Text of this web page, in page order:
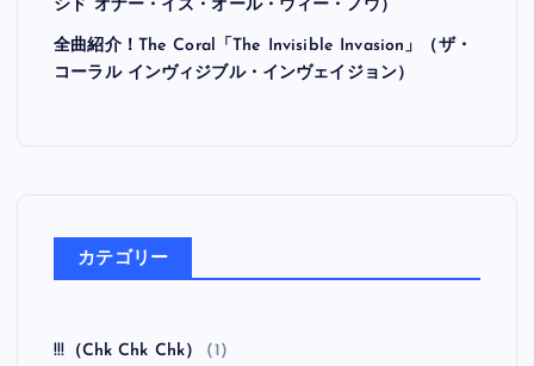
シド オナー・イズ・オール・ウィー・ノウ）
全曲紹介！The Coral「The Invisible Invasion」（ザ・
コーラル インヴィジブル・インヴェイジョン）
カテゴリー
!!!（Chk Chk Chk） (1)